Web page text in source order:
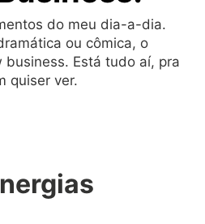
do meu dia-a-dia.
ou cômica, o
Está tudo aí, pra
quiser ver.